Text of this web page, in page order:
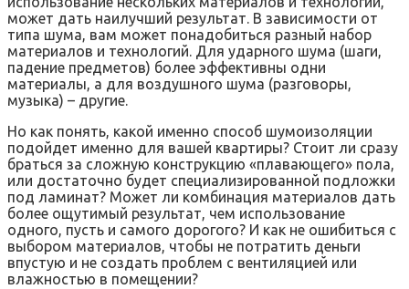
может дать наилучший результат. В зависимости от
типа шума, вам может понадобиться разный набор
материалов и технологий. Для ударного шума (шаги,
падение предметов) более эффективны одни
материалы, а для воздушного шума (разговоры,
музыка) – другие.
Но как понять, какой именно способ шумоизоляции
подойдет именно для вашей квартиры? Стоит ли сразу
браться за сложную конструкцию «плавающего» пола,
или достаточно будет специализированной подложки
под ламинат? Может ли комбинация материалов дать
более ощутимый результат, чем использование
одного, пусть и самого дорогого? И как не ошибиться с
выбором материалов, чтобы не потратить деньги
впустую и не создать проблем с вентиляцией или
влажностью в помещении?